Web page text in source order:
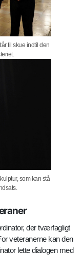
til skue indtil den
som kan stå
der tværfagligt
veteranerne kan den
lette dialogen med